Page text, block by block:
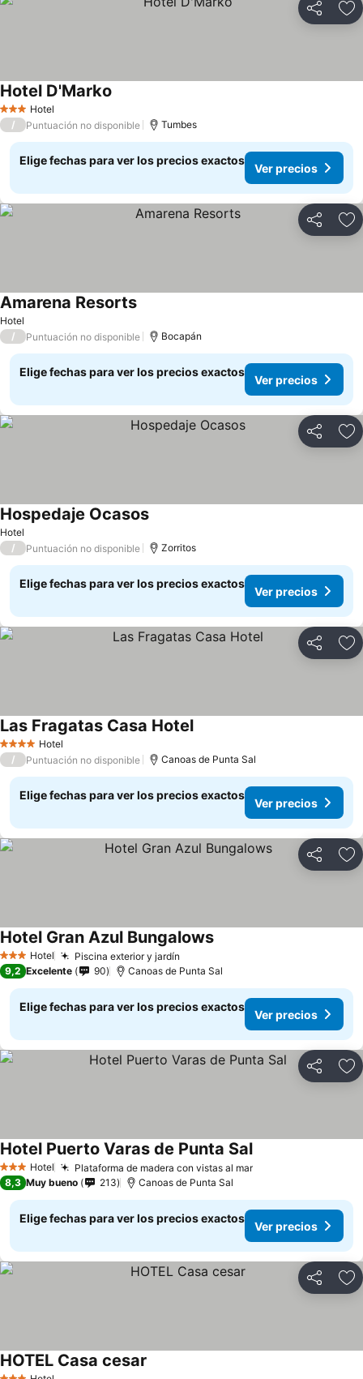
Compartir
3 Estrellas
Hotel
Hotel D'Marko
/ Puntuación no disponible Tumbes
Elige fechas para ver los precios exactos
Ver precios
Compartir
Hotel
Amarena Resorts
/ Puntuación no disponible Bocapán
Elige fechas para ver los precios exactos
Ver precios
Compartir
Hotel
Hospedaje Ocasos
/ Puntuación no disponible Zorritos
Elige fechas para ver los precios exactos
Ver precios
Compartir
4 EstrellasHotel
Las Fragatas Casa Hotel
/ Puntuación no disponible Canoas de Punta Sal
Elige fechas para ver los precios exactos
Ver precios
Compartir
3 Estrellas
Hotel Piscina exterior y jardín
Hotel Gran Azul Bungalows
9,2 Excelente 90 Canoas de Punta Sal
Elige fechas para ver los precios exactos
Ver precios
Compartir
3 Estrellas
Hotel Plataforma de madera con vistas al mar
Hotel Puerto Varas de Punta Sal
8,3 Muy bueno 213 Canoas de Punta Sal
Elige fechas para ver los precios exactos
Ver precios
Compartir
HOTEL Casa cesar